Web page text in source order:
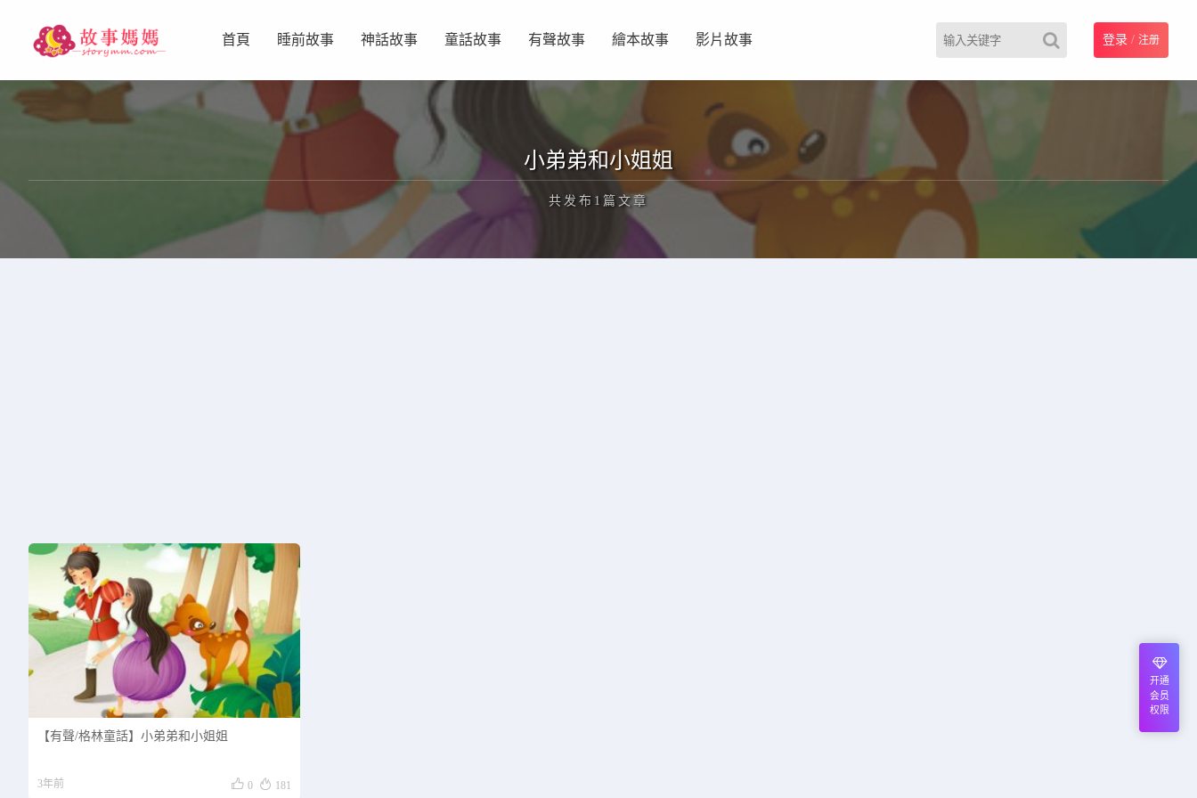
首頁 睡前故事 神話故事 童話故事 有聲故事 繪本故事 影片故事 登录 / 注册
小弟弟和小姐姐
共发布1篇文章
【有聲/格林童話】小弟弟和小姐姐
3年前  0  181
开通
会员
权限